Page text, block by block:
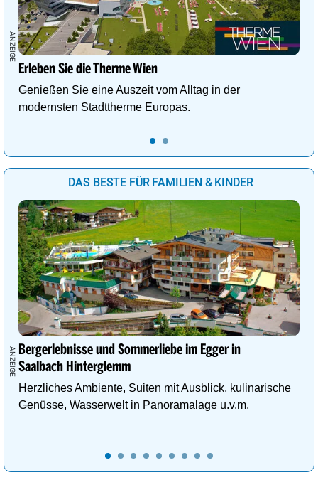
Erleben Sie die Therme Wien
Genießen Sie eine Auszeit vom Alltag in der
modernsten Stadttherme Europas.
DAS BESTE FÜR FAMILIEN & KINDER
Bergerlebnisse und Sommerliebe im Egger in
Saalbach Hinterglemm
Herzliches Ambiente, Suiten mit Ausblick, kulinarische
Genüsse, Wasserwelt in Panoramalage u.v.m.